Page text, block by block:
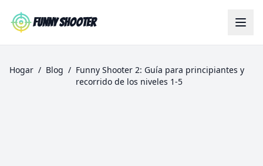
Funny Shooter
Hogar / Blog / Funny Shooter 2: Guía para principiantes y
recorrido de los niveles 1-5